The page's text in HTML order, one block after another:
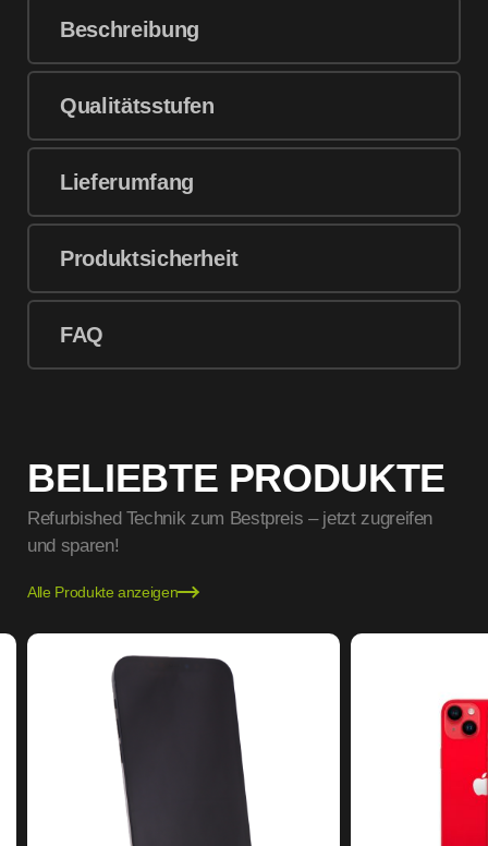
Beschreibung
Qualitätsstufen
Lieferumfang
Produktsicherheit
FAQ
BELIEBTE PRODUKTE
Refurbished Technik zum Bestpreis – jetzt zugreifen
und sparen!
Alle Produkte anzeigen